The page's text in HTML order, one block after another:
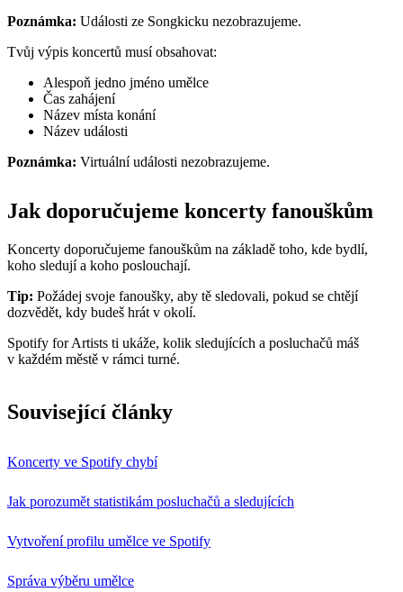
Poznámka: Události ze Songkicku nezobrazujeme.
Tvůj výpis koncertů musí obsahovat:
Alespoň jedno jméno umělce
Čas zahájení
Název místa konání
Název události
Poznámka: Virtuální události nezobrazujeme.
Jak doporučujeme koncerty fanouškům
Koncerty doporučujeme fanouškům na základě toho, kde bydlí,
koho sledují a koho poslouchají.
Tip: Požádej svoje fanoušky, aby tě sledovali, pokud se chtějí
dozvědět, kdy budeš hrát v okolí.
Spotify for Artists ti ukáže, kolik sledujících a posluchačů máš
v každém městě v rámci turné.
Související články
Koncerty ve Spotify chybí
Jak porozumět statistikám posluchačů a sledujících
Vytvoření profilu umělce ve Spotify
Správa výběru umělce